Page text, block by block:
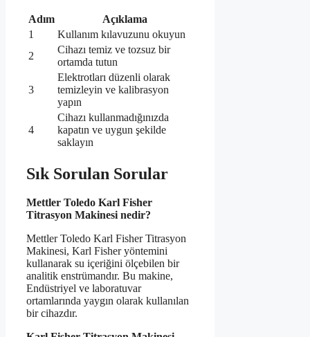
Adım
Açıklama
1
Kullanım kılavuzunu okuyun
2
Cihazı temiz ve tozsuz bir
ortamda tutun
3
Elektrotları düzenli olarak
temizleyin ve kalibrasyon
yapın
4
Cihazı kullanmadığınızda
kapatın ve uygun şekilde
saklayın
Sık Sorulan Sorular
Mettler Toledo Karl Fisher
Titrasyon Makinesi nedir?
Mettler Toledo Karl Fisher Titrasyon
Makinesi, Karl Fisher yöntemini
kullanarak su içeriğini ölçebilen bir
analitik enstrümandır. Bu makine,
Endüstriyel ve laboratuvar
ortamlarında yaygın olarak kullanılan
bir cihazdır.